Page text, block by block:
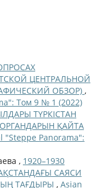
ЦЕНТРАЛЬНОЙ
ОБЗОР) ,
Том 9 № 1 (2022)
ТҮРКІСТАН
ОРГАНДАРЫН ҚАЙТА
"Steppe Panorama":
, 1920–1930
САЯСИ
ТАҒДЫРЫ , Asian